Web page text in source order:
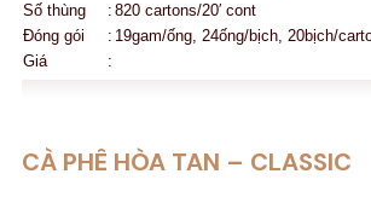
Số thùng
: 820 cartons/20′ cont
Đóng gói
: 19gam/ống, 24ống/bịch, 20bịch/
Giá
:
CÀ PHÊ HÒA TAN – CLASSIC